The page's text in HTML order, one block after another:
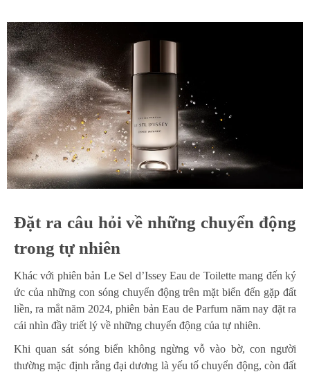
Đặt ra câu hỏi về những chuyển động
trong tự nhiên
Khác với phiên bản Le Sel d’Issey Eau de Toilette mang đến ký
ức của những con sóng chuyển động trên mặt biển đến gặp đất
liền, ra mắt năm 2024, phiên bản Eau de Parfum năm nay đặt ra
cái nhìn đầy triết lý về những chuyển động của tự nhiên.
Khi quan sát sóng biển không ngừng vỗ vào bờ, con người
thường mặc định rằng đại dương là yếu tố chuyển động, còn đất